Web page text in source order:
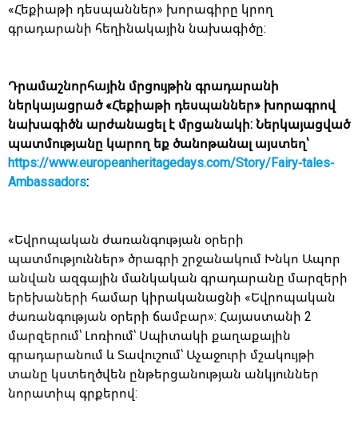
«Հեքիաթի դեսպաններ» խորագիրը կրող
գրադարանի հեղինակային նախագիծը:
Դրամաշնորհային մրցույթին գրադարանի
ներկայացրած «Հեքիաթի դեսպաններ» խորագրով
նախագիծն արժանացել է մրցանակի: Ներկայացված
պատմությանը կարող եք ծանոթանալ այստեղ՝
https://www.europeanheritagedays.com/Story/Fairy-tales-
Ambassadors:
«Եվրոպական ժառանգության օրերի
պատմություններ» ծրագրի շրջանակում Խնկո Ապոր
անվան ազգային մանկական գրադարանը մարզերի
երեխաների համար կիրականացնի «Եվրոպական
ժառանգության օրերի ճամբար»: Հայաստանի 2
մարզերում՝ Լոռիում՝ Սպիտակի քաղաքային
գրադարանում և Տավուշում՝ Աչաջուրի մշակույթի
տանը կստեղծվեն ընթերցանության անկյուններ
նորատիպ գրքերով: